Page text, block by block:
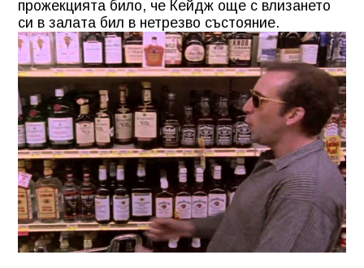
прожекцията било, че Кейдж още с влизането
си в залата бил в нетрезво състояние.